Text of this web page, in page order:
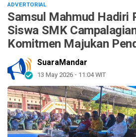
ADVERTORIAL
Samsul Mahmud Hadiri
Siswa SMK
Komitmen Majukan
SuaraMandar
13 May 2026 - 11:04 WIT